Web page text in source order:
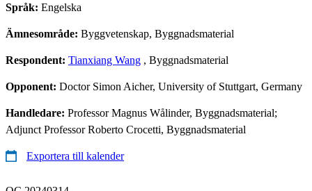
Språk: Engelska
Ämnesområde: Byggvetenskap, Byggnadsmaterial
Respondent: Tianxiang Wang , Byggnadsmaterial
Opponent: Doctor Simon Aicher, University of Stuttgart, Germany
Handledare: Professor Magnus Wålinder, Byggnadsmaterial;
Adjunct Professor Roberto Crocetti, Byggnadsmaterial
Exportera till kalender